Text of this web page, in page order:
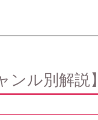
ル別解説】